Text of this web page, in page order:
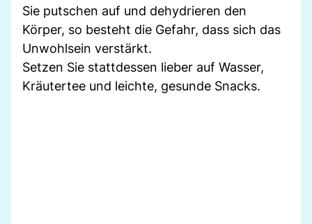
Sie putschen auf und dehydrieren den
Körper, so besteht die Gefahr, dass sich das
Unwohlsein verstärkt.
Setzen Sie stattdessen lieber auf Wasser,
Kräutertee und leichte, gesunde Snacks.